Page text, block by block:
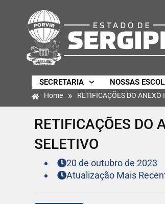
SECRETARIA NOSSAS
Home » RETIFICAÇÕES DO
RETIFICAÇÕES DO
SELETIVO
20 de outubro de 2023
Atualização Mais